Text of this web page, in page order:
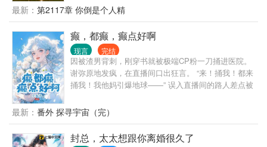
脸。 他掀了掀眼皮，声音阴沉漠然，面无表情
说，“好，别后悔就好。” — 几个月后的高级晚宴上，
周惜盛装出席，终于目睹了沪圈顶级豪门千金的姿
容。 拍卖会后，人人都听说了京圈太子爷应珩之连续
拍下数十个藏品，豪掷八十个亿。 身旁好友惊讶问他
原因。 他双眸浓黑如墨，视线始终落在和旁边人欢声
笑语的女人身上。 他强压暗瘾，声音晦暗低语。 “哄
壁，要钱没钱，要饭没饭。看着残废的兵哥哥和身边
骨瘦如柴的三个熊孩子，看她如何把一手烂牌打成王
炸！
最新： 第2117章 你倒是个人精
癫，都癫，癫点好啊
现言 完结
因被渣男背刺，刚穿书就被极端CP粉一刀捅进医院。
谢弥原地发疯，在直播间口出狂言。 “来！捅我！都来
捅我！我他妈引爆地球——” 误入直播间的路人差点被
死型人格。 - 戴面具参加恋综，初次登场就暴揍普信
男。 弹幕直呼：爱了！粉了！快让我看看她是谁！ 于
是谢弥摘掉面具露出真容。 弹幕沉默，弹幕惊恐，弹
幕震怒。 谢弥邪魅一笑：“没想到吧小黑子，你活爹来
最新： 番外 探寻宇宙（完）
封总，太太想跟你离婚很久了